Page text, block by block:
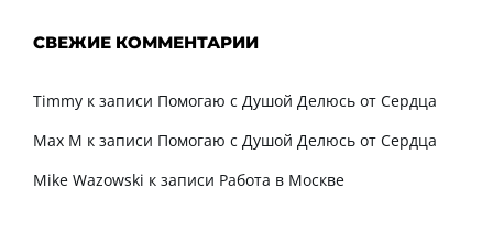
СВЕЖИЕ КОММЕНТАРИИ
Timmy к записи Помогаю с Душой Делюсь от Сердца
Max M к записи Помогаю с Душой Делюсь от Сердца
Mike Wazowski к записи Работа в Москве